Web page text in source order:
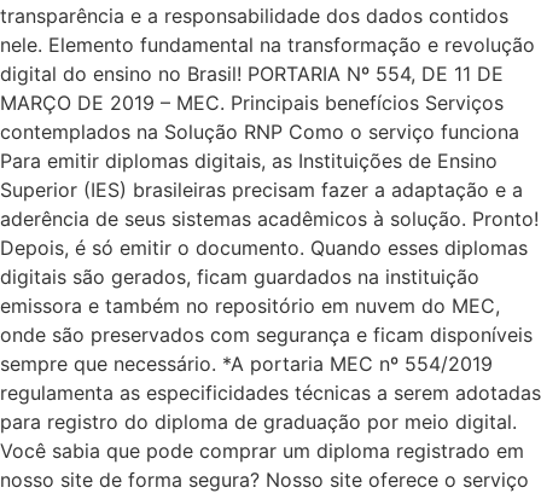
transparência e a responsabilidade dos dados contidos
nele. Elemento fundamental na transformação e revolução
digital do ensino no Brasil! PORTARIA Nº 554, DE 11 DE
MARÇO DE 2019 – MEC. Principais benefícios Serviços
contemplados na Solução RNP Como o serviço funciona
Para emitir diplomas digitais, as Instituições de Ensino
Superior (IES) brasileiras precisam fazer a adaptação e a
aderência de seus sistemas acadêmicos à solução. Pronto!
Depois, é só emitir o documento. Quando esses diplomas
digitais são gerados, ficam guardados na instituição
emissora e também no repositório em nuvem do MEC,
onde são preservados com segurança e ficam disponíveis
sempre que necessário. *A portaria MEC nº 554/2019
regulamenta as especificidades técnicas a serem adotadas
para registro do diploma de graduação por meio digital.
Você sabia que pode comprar um diploma registrado em
nosso site de forma segura? Nosso site oferece o serviço